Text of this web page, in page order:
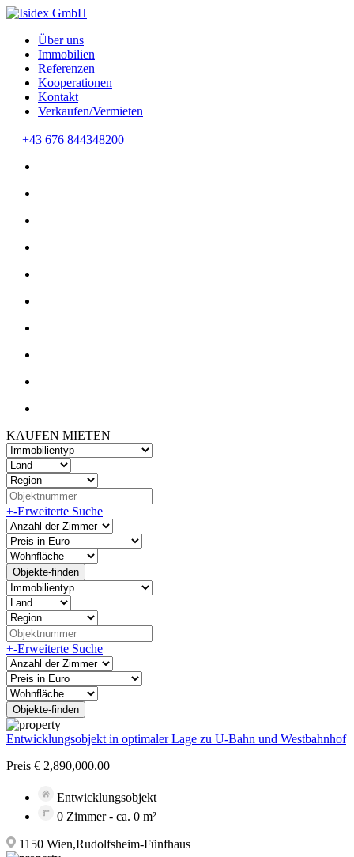
Über uns
Immobilien
Referenzen
Kooperationen
Kontakt
Verkaufen/Vermieten
+43 676 844348200
KAUFEN MIETEN
+-Erweiterte Suche
+-Erweiterte Suche
Entwicklungsobjekt in optimaler Lage zu U-Bahn und Westbahnhof
Preis € 2,890,000.00
Entwicklungsobjekt
0 Zimmer - ca. 0 m²
1150 Wien,Rudolfsheim-Fünfhaus